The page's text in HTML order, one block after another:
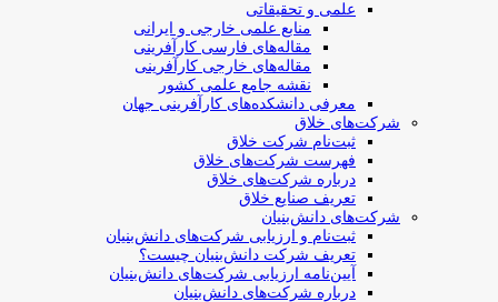
علمی و تحقیقاتی
منابع علمی خارجی و ایرانی
مقاله‌های فارسی کارآفرینی
مقاله‌های خارجی کارآفرینی
نقشه جامع علمی کشور
معرفی دانشکده‌های کارآفرینی جهان
شرکت‌های خلاق
ثبت‌نام شرکت خلاق
فهرست شرکت‌های خلاق
درباره شرکت‌های خلاق
تعریف صنایع خلاق
شرکت‌های دانش‌بنیان
ثبت‌نام و ارزیابی شرکت‌های دانش‌بنیان
تعریف شرکت دانش‌بنیان چیست؟
آیین‌نامه ارزیابی شرکت‌های دانش‌بنیان
درباره شرکت‌های دانش‌بنیان